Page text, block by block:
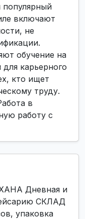
популярный
включают
не
обучение на
карьерного
кто ищет
труду.
в
работу с
Дневная и
СКЛАД
упаковка